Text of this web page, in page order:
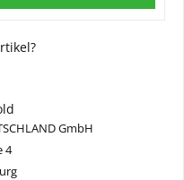
GmbH
4